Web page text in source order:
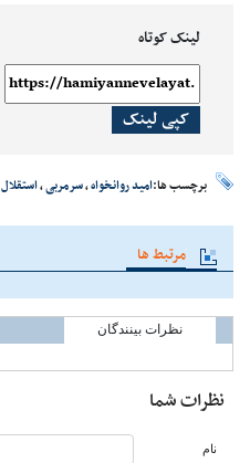
لینک کوتاه
کپی لینک
برچسب ها:امید روانخواه،سرمربی،استقلال
مرتبط ها
نظرات بینندگان
نظرات شما
نام